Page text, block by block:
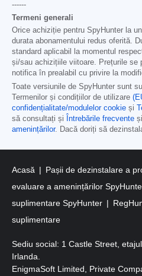
------
Termeni generali
Orice achiziție pentru SpyHunter la
durata abonamentului redus oferită.
standard aplicabil la momentul
și/sau achizițiile viitoare. Prețurile se
notifica în prealabil cu privire la
Toate versiunile de SpyHunter sunt
Termenilor și condițiilor de utilizare
confidențialitate/modulelor cookie și
să consultați și
Întrebările frecvente și
amenințărilor. Dacă doriți să
Acasă Pașii de dezinstalare a
evaluare a amenințărilor
suplimentare SpyHunter
suplimentare
Sediu social: 1 Castle Street,
Irlanda.
EnigmaSoft Limited, Private